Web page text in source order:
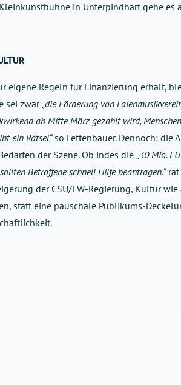
in Unterpindhart gehe es
eigene Regeln für Finanzierung erhält,
sei zwar„die Förderung von
ab Mitte März gezahlt wird,
ein Rätsel“so Lettenbauer. Dennoch: die
der Szene. Ob indes die „30 Mio.
Betroffene schnell Hilfe beantragen.“rät
der CSU/FW-Regierung, Kultur
statt eine pauschale Publikums-